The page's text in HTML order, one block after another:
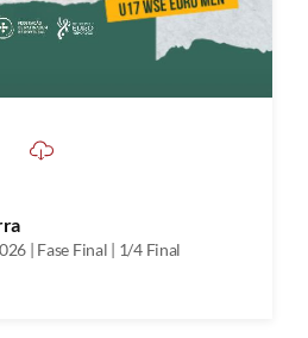
| Fase Final | 1/4 Final